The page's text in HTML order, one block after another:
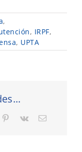
,
, IRPF,
, UPTA
Pinterest
Vk
Correo